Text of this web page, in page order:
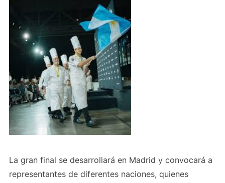
La gran final se desarrollará en Madrid y convocará a
representantes de diferentes naciones, quienes